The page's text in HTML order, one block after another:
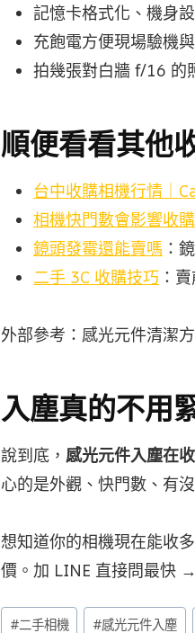
記憶卡格式化、機身
充飽電方便現場驗機
拍幾張對白牆 f/16 的
順便看看其他
台中收購相機行情｜
相機快門數會影響收
鏡頭發霉還能賣嗎 ：
二手 3C 收購技巧 ：
外部參考：感光元件清潔
入塵真的不用
說到底， 感光元件入塵在
心的是外觀、快門數、有
想知道你的相機現在能收
價。加 LINE 直接問最快 →
Post
#二手相機 #感光元件入塵